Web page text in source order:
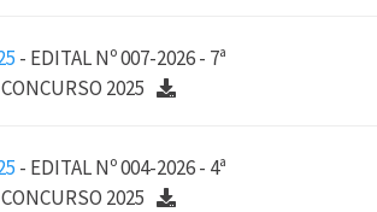
- EDITAL Nº 007-2026 - 7ª
2025
- EDITAL Nº 004-2026 - 4ª
2025